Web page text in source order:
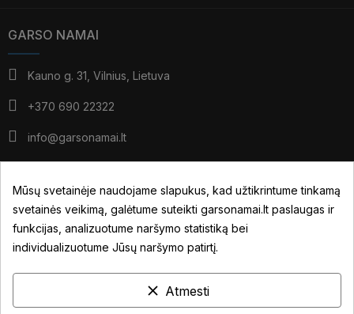
GARSO NAMAI
Kauno g. 31, Vilnius, Lietuva
+370 690 22322
info@garsonamai.lt
V: 10:00 - 18:00
*pietūs: 14:00 - 15:00
VI: pagal susitarimą
Mūsų svetainėje naudojame slapukus, kad užtikrintume tinkamą
svetainės veikimą, galėtume suteikti garsonamai.lt paslaugas ir
funkcijas, analizuotume naršymo statistiką bei
individualizuotume Jūsų naršymo patirtį.
clear Atmesti